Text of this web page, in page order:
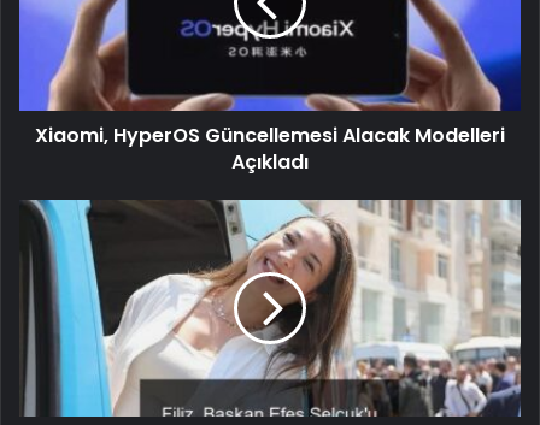
Xiaomi, HyperOS Güncellemesi Alacak Modelleri
Açıkladı